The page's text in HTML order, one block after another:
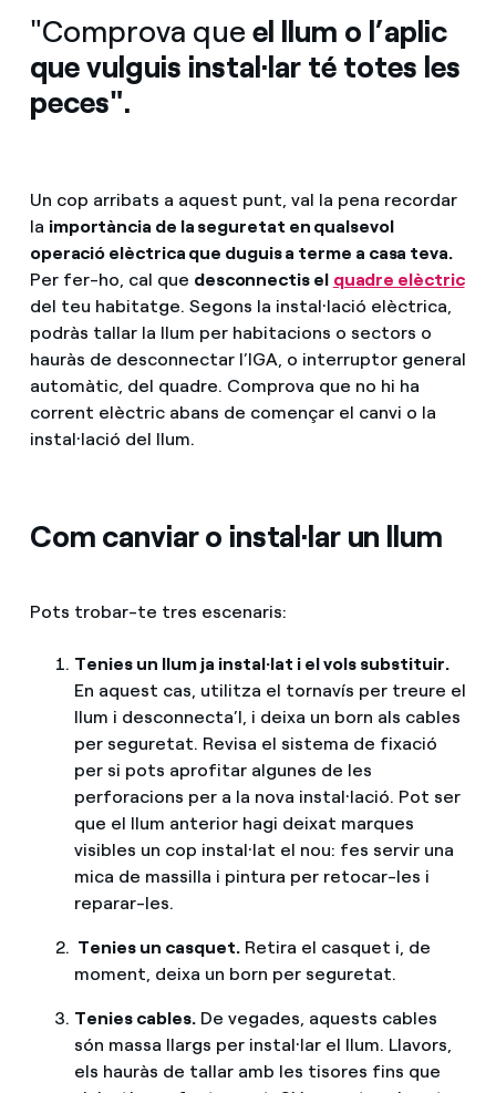
"Comprova que el llum o l’aplic
que vulguis instal·lar té totes les
peces".
Un cop arribats a aquest punt, val la pena recordar
la importància de la seguretat en qualsevol
operació elèctrica que duguis a terme a casa teva.
Per fer-ho, cal que desconnectis el quadre elèctric
del teu habitatge. Segons la instal·lació elèctrica,
podràs tallar la llum per habitacions o sectors o
hauràs de desconnectar l’IGA, o interruptor general
automàtic, del quadre. Comprova que no hi ha
corrent elèctric abans de començar el canvi o la
instal·lació del llum.
Com canviar o instal·lar un llum
Pots trobar-te tres escenaris:
Tenies un llum ja instal·lat i el vols substituir.
En aquest cas, utilitza el tornavís per treure el
llum i desconnecta’l, i deixa un born als cables
per seguretat. Revisa el sistema de fixació
per si pots aprofitar algunes de les
perforacions per a la nova instal·lació. Pot ser
que el llum anterior hagi deixat marques
visibles un cop instal·lat el nou: fes servir una
mica de massilla i pintura per retocar-les i
reparar-les.
Tenies un casquet.Retira el casquet i, de
moment, deixa un born per seguretat.
Tenies cables.De vegades, aquests cables
són massa llargs per instal·lar el llum. Llavors,
els hauràs de tallar amb les tisores fins que